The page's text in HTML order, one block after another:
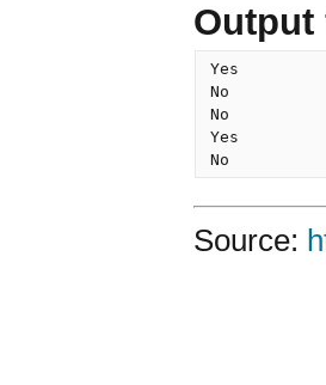
Output
Yes
No
No
Yes
No
Source: